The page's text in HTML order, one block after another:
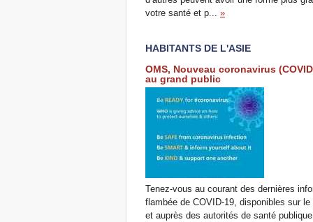
votre santé et p...»
HABITANTS DE L'ASIE
OMS, Nouveau coronavirus
au grand public
Tenez-vous au courant des dernières
flambée de COVID-19, disponibles sur le
et auprès des autorités de santé